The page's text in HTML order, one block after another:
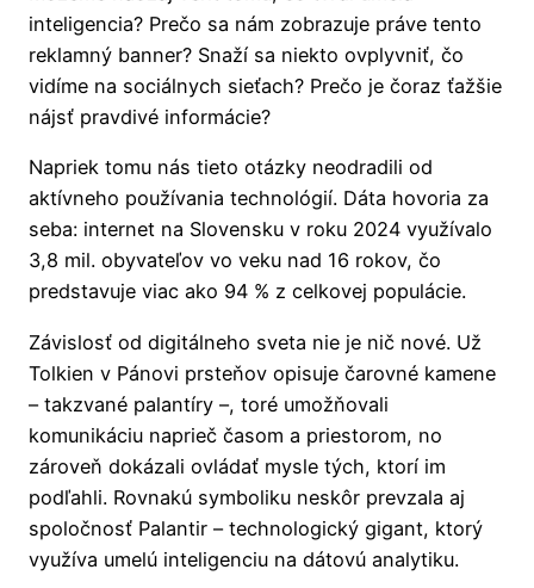
inteligencia? Prečo sa nám zobrazuje práve tento
reklamný banner? Snaží sa niekto ovplyvniť, čo
vidíme na sociálnych sieťach? Prečo je čoraz ťažšie
nájsť pravdivé informácie?
Napriek tomu nás tieto otázky neodradili od
aktívneho používania technológií. Dáta hovoria za
seba: internet na Slovensku v roku 2024 využívalo
3,8 mil. obyvateľov vo veku nad 16 rokov, čo
predstavuje viac ako 94 % z celkovej populácie.
Závislosť od digitálneho sveta nie je nič nové. Už
Tolkien v Pánovi prsteňov opisuje čarovné kamene
– takzvané palantíry –, toré umožňovali
komunikáciu naprieč časom a priestorom, no
zároveň dokázali ovládať mysle tých, ktorí im
podľahli. Rovnakú symboliku neskôr prevzala aj
spoločnosť Palantir – technologický gigant, ktorý
využíva umelú inteligenciu na dátovú analytiku.